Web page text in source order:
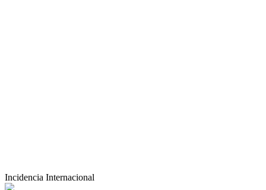
Incidencia Internacional